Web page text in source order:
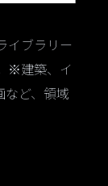
イブラリー
※建築、イ
など、領域